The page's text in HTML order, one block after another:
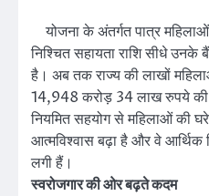
योजना के अंतर्गत पात्र
निश्चित सहायता राशि सीधे उनके
है। अब तक राज्य की लाखों
14,948 करोड़ 34 लाख रुपये की
नियमित सहयोग से महिलाओं की
आत्मविश्वास बढ़ा है और वे आर्थिक
लगी हैं।
स्वरोजगार की ओर बढ़ते कदम